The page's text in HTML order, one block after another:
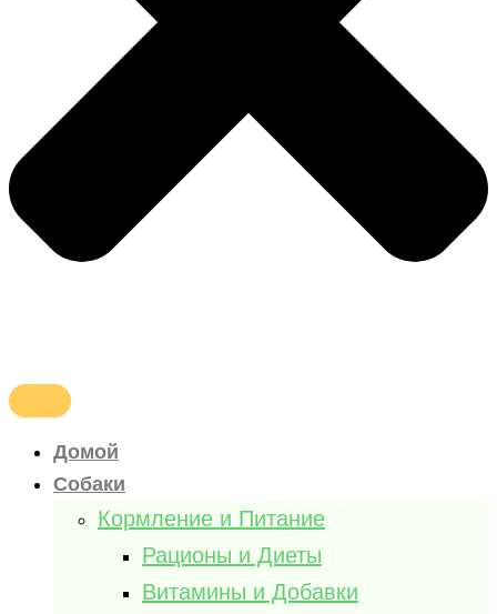
Домой
Собаки
Кормление и Питание
Рационы и Диеты
Витамины и Добавки